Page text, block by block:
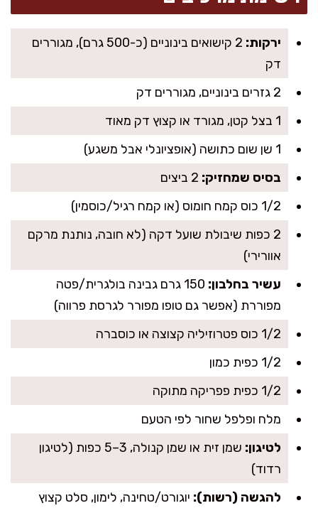
ירקות:
2 קישואים בינוניים (כ-500 גרם), מגוררים
דק
2 גזרים בינוניים, מגוררים דק
1 בצל קטן, מגורד או קצוץ דק מאוד
1 שן שום כתושה (אופציונלי אבל משגע)
בסיס שמחזיק:
1/2 כוס קמח חומוס (או קמח רגיל/כוסמין)
2 כפות שיבולת שועל דקה (לא חובה, נותנת מרקם
אוורירי)
עשיר בחלבון:
150 גרם גבינה בולגרית/פטה
מפוררת (אפשר גם טופו מפורר לגרסת פרווה)
1/2 כוס פטרוזיליה קצוצה או כוסברה
1/2 כפית כמון
1/2 כפית פפריקה מתוקה
מלח ופלפל שחור לפי הטעם
לטיגון:
שמן זית או שמן קנולה, 3–5 כפות (לטיגון
רדוד)
להגשה (רשות): יוגורט/טחינה, לימון, סלט קצוץ